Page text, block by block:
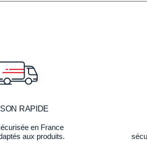
RAPIDE
en France
aux produits.